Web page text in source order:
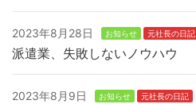
2023年8月28日 お知らせ 元社長の日記
派遣業、失敗しないノウハウ
2023年8月9日 お知らせ 元社長の日記